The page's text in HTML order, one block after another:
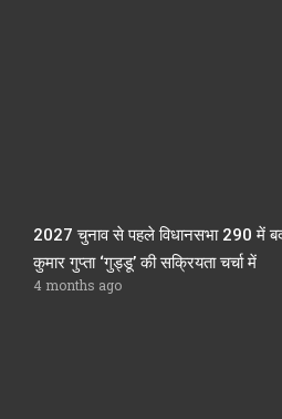
2027 चुनाव से पहले विधानसभा 290 में
कुमार गुप्ता ‘गुड्डू’ की सक्रियता चर्चा में
4 months ago